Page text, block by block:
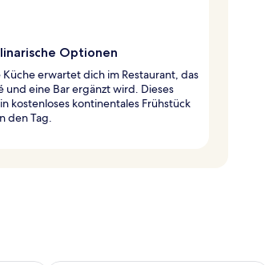
Optionen
erwartet dich im Restaurant, das
und eine Bar ergänzt wird. Dieses
kostenloses kontinentales Frühstück
den Tag.